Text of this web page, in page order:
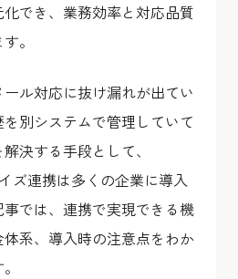
でき、業務効率と対応品質
。
ール対応に抜け漏れが出てい
別システムで管理していて
決する手段として、
ズ連携は多くの企業に導入
では、連携で実現できる機
系、導入時の注意点をわか